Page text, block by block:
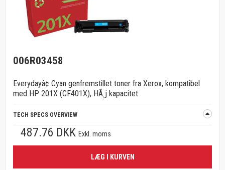
006R03458
Everydayâ¢ Cyan genfremstillet toner fra Xerox, kompatibel
med HP 201X (CF401X), HÃ¸j kapacitet
TECH SPECS OVERVIEW
487.76 DKK Exkl. moms
LÆG I KURVEN